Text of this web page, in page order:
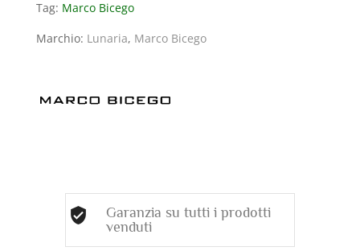
Tag: Marco Bicego
Marchio: Lunaria, Marco Bicego
Garanzia su tutti i prodotti
venduti